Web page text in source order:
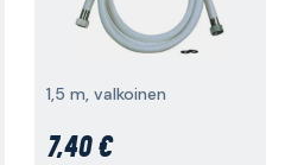
1,5 m, valkoinen
7,40 €